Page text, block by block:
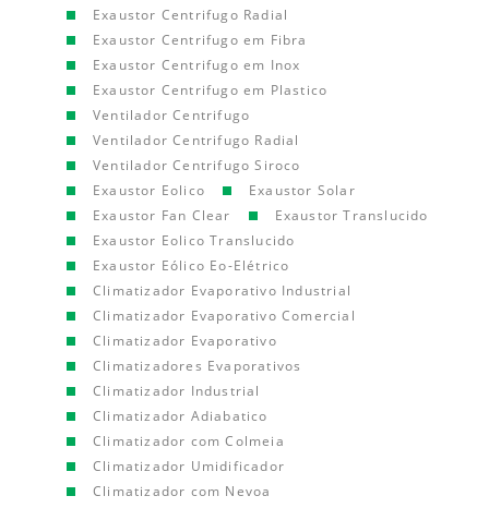
Exaustor Centrifugo Radial
Exaustor Centrifugo em Fibra
Exaustor Centrifugo em Inox
Exaustor Centrifugo em Plastico
Ventilador Centrifugo
Ventilador Centrifugo Radial
Ventilador Centrifugo Siroco
Exaustor Eolico
Exaustor Solar
Exaustor Fan Clear
Exaustor Translucido
Exaustor Eolico Translucido
Exaustor Eólico Eo-Elétrico
Climatizador Evaporativo Industrial
Climatizador Evaporativo Comercial
Climatizador Evaporativo
Climatizadores Evaporativos
Climatizador Industrial
Climatizador Adiabatico
Climatizador com Colmeia
Climatizador Umidificador
Climatizador com Nevoa